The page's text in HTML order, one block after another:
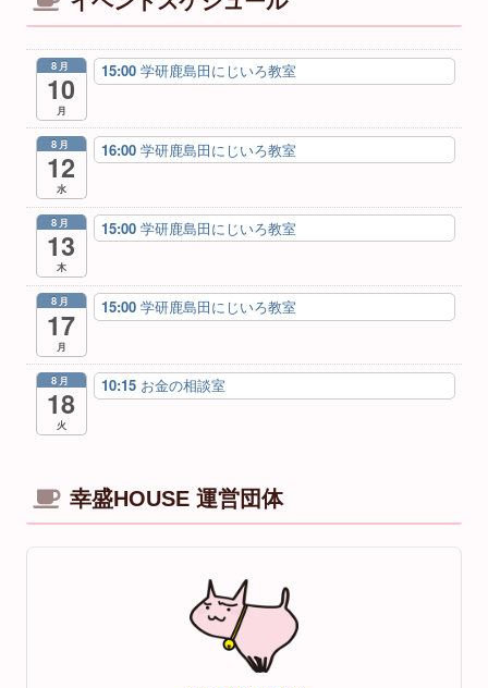
8月
10
月
15:00 学研鹿島田にじいろ教室
8月
12
水
16:00 学研鹿島田にじいろ教室
8月
13
木
15:00 学研鹿島田にじいろ教室
8月
17
月
15:00 学研鹿島田にじいろ教室
8月
18
火
10:15 お金の相談室
幸盛HOUSE 運営団体